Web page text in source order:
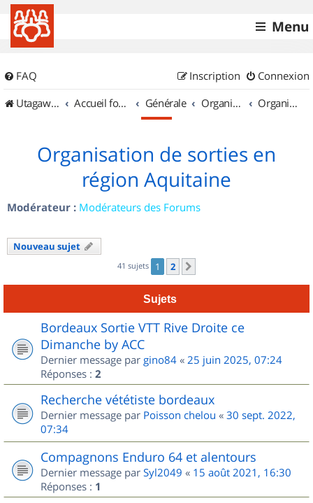
Menu
FAQ Connexion
Inscription
UtagawaVTT (Randos VTT et VTTAE avec traces GPS)
Accueil forum Générale Organisation de sorties & Recherche de partenaires Organisation de sorties en région Aquitaine
Organisation de sorties en
région Aquitaine
Modérateur : Modérateurs des Forums
Nouveau sujet
41 sujets 1 2
Sujets
Bordeaux Sortie VTT Rive Droite ce
Dimanche by ACC
Dernier message par gino84 « 25 juin 2025, 07:24
Réponses : 2
Recherche vététiste bordeaux
Dernier message par Poisson chelou « 30 sept. 2022,
07:34
Compagnons Enduro 64 et alentours
Dernier message par Syl2049 « 15 août 2021, 16:30
Réponses : 1